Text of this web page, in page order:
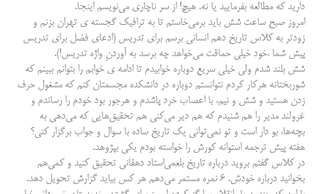
دارید که مطالعه بفرمایید یا نه. هیچ! از سر ناچاری می‌نویسم اینجا.
امروز صبح ساعت شش باید برمی‌خاستم تا به ترافیک گجسته ی تهران بزنم و
زودتر به کلاس تاریخ دهم انسانی برسم برای تدریس (ادعای فضل برای تدریس
پیش شما ،خود خیلی حماقت می‌خواهد چه برسد به آوردنِ واژه تدریس!).
شش بلند شدم ولی خیلی سریع دوباره خوابیدم تا ادامه ی خوابم را بتوانم ببینم که
شوربختانه هرکار کردم نتوانستم دوباره در دانشکده مجسمتان کنم که مشغول حرف
زدن هستید و شش و نیم، با اعصاب خرد پاشدم و هرجور بود خودم را رساندم و
غرولند مدیر را هم شنیدم که هم دیر می‌کنی هم تحقیق‌هایی که می‌دهی به
بچه‌ها، بو دار است و تو نمی‌توانی یک تاریخ ساده با سوال و جواب برگزار کنی؟
هفته پیش ترجمه استوانه کورش را خواسته بودم یکی بپژوهد.
در کلاس گفتم بروید درباره تاریخ بلعمی‌استاد دهقانی تحقیق کنید و کمی‌هم
بخوانید درباره خودش. ۶ نمره مستمر می‌دهم هر کس بیاید گزارش تحویل دهد.